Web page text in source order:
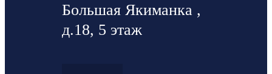
Большая Якиманка ,
д.18, 5 этаж